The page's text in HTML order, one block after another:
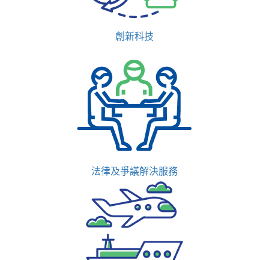
創新科技
法律及爭議解決服務